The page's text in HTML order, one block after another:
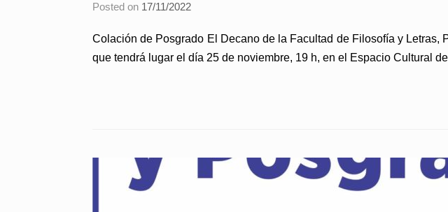
Posted on 17/11/2022
Colación de Posgrado El Decano de la Facultad de Filosofía y
que tendrá lugar el día 25 de noviembre, 19 h, en el Espacio Cultural